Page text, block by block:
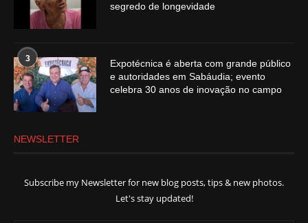
segredo de longevidade
3
Expotécnica é aberta com grande público
e autoridades em Sabáudia; evento
celebra 30 anos de inovação no campo
NEWSLETTER
Subscribe my Newsletter for new blog posts, tips & new photos.
Let's stay updated!